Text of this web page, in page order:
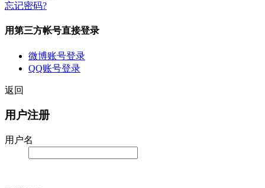
忘记密码?
用第三方帐号直接登录
微博账号登录
QQ账号登录
返回
用户注册
用户名